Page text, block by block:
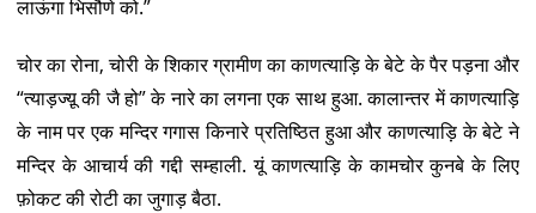
लाऊंगा भिसौणे को.”
चोर का रोना, चोरी के शिकार ग्रामीण का काणत्याड़ि के बेटे के पैर पड़ना और
“त्याड़ज्य़ू की जै हो” के नारे का लगना एक साथ हुआ. कालान्तर में काणत्याड़ि
के नाम पर एक मन्दिर गगास किनारे प्रतिष्ठित हुआ और काणत्याड़ि के बेटे ने
मन्दिर के आचार्य की गद्दी सम्हाली. यूं काणत्याड़ि के कामचोर कुनबे के लिए
फ़ोकट की रोटी का जुगाड़ बैठा.